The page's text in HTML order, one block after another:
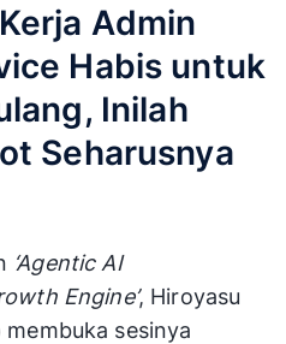
Admin
Habis untuk
Inilah
Seharusnya
‘Agentic AI
Engine’, Hiroyasu
sesinya